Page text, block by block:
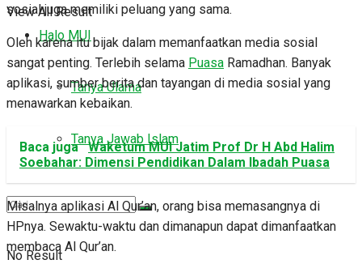
View All Result
Halo MUI
Tanya Ulama
Tanya Jawab Islam
No Result
sosial juga memiliki peluang yang sama.
Oleh karena itu bijak dalam memanfaatkan media sosial
sangat penting. Terlebih selama Puasa Ramadhan. Banyak
aplikasi, sumber berita dan tayangan di media sosial yang
menawarkan kebaikan.
Baca juga Waketum MUI Jatim Prof Dr H Abd Halim
Soebahar: Dimensi Pendidikan Dalam Ibadah Puasa
Misalnya aplikasi Al Qur’an, orang bisa memasangnya di
HPnya. Sewaktu-waktu dan dimanapun dapat dimanfaatkan
membaca Al Qur’an.